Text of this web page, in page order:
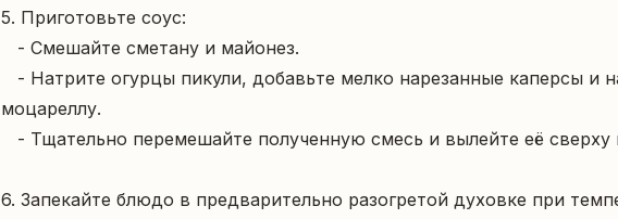
5. Приготовьте соус:
моцареллу.
6. Запекайте блюдо в предварительно разогретой духовке при